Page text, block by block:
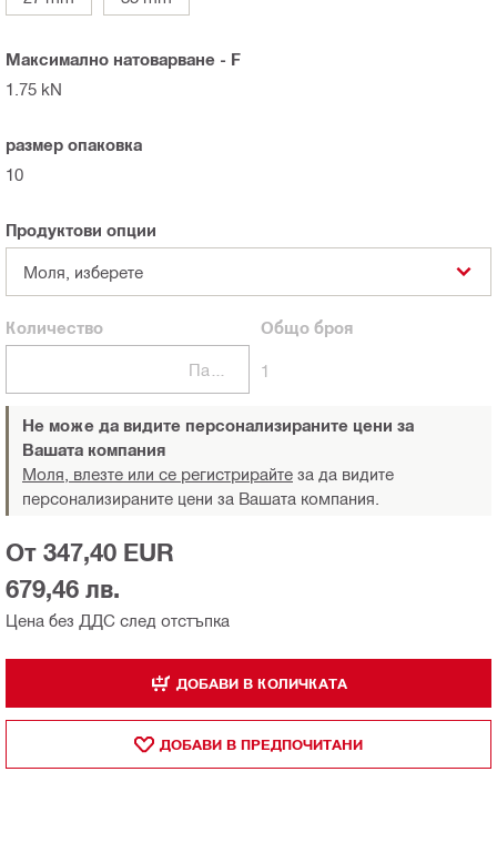
Максимално натоварване - F
1.75 kN
размер опаковка
10
Продуктови опции
Моля, изберете
Количество Общо броя
1
Не може да видите персонализираните цени за
Вашата компания
Моля, влезте или се регистрирайте за да видите
персонализираните цени за Вашата компания.
Цена без ДДС след отстъпка
От 347,40 EUR
679,46 лв.
ДОБАВИ В КОЛИЧКАТА
ДОБАВИ В ПРЕДПОЧИТАНИ